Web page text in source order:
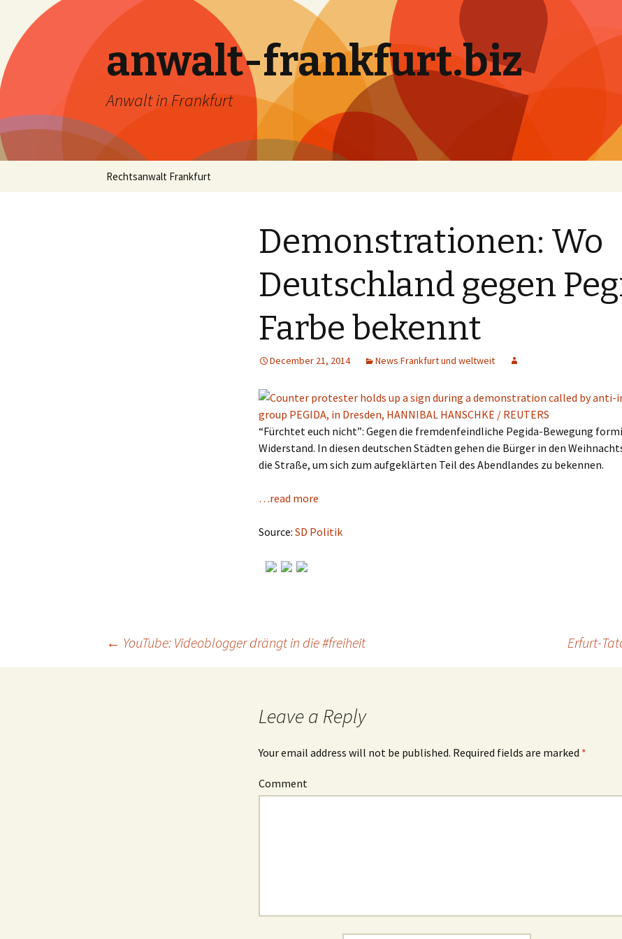
anwalt-frankfurt.biz
Anwalt in Frankfurt
Skip
Rechtsanwalt Frankfurt
Demonstrationen: Wo
Deutschland gegen
Farbe bekennt
December 21, 2014 News Frankfurt und weltweit
“Fürchtet euch nicht”: Gegen die fremdenfeindliche Pegida-Bewegung
Widerstand. In diesen deutschen Städten gehen die Bürger in den
die Straße, um sich zum aufgeklärten Teil des Abendlandes zu bekennen.
…read more
Source: SD Politik
Post
← YouTube: Videoblogger drängt in die #freiheit Erfurt-
Leave a Reply
Your email address will not be published. Required fields are marked *
Comment